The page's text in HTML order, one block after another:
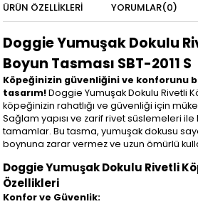
ÜRÜN ÖZELLIKLERI YORUMLAR(0)
Doggie Yumuşak Dokulu
Boyun Tasması SBT-2011 S
Köpeğinizin güvenliğini ve konforunu
tasarım!Doggie Yumuşak Dokulu Rivetli
köpeğinizin rahatlığı ve güvenliği için
Sağlam yapısı ve zarif rivet süslemeleri ile
tamamlar. Bu tasma, yumuşak dokusu
boynuna zarar vermez ve uzun ömürlü
Doggie Yumuşak Dokulu Rivetli
Özellikleri
Konfor ve Güvenlik: